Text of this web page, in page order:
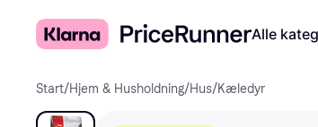
Alle
Start/Hjem & Husholdning/Hus/Kæledyr